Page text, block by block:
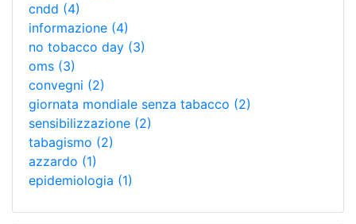
cndd (4)
informazione (4)
no tobacco day (3)
oms (3)
convegni (2)
giornata mondiale senza tabacco (2)
sensibilizzazione (2)
tabagismo (2)
azzardo (1)
epidemiologia (1)